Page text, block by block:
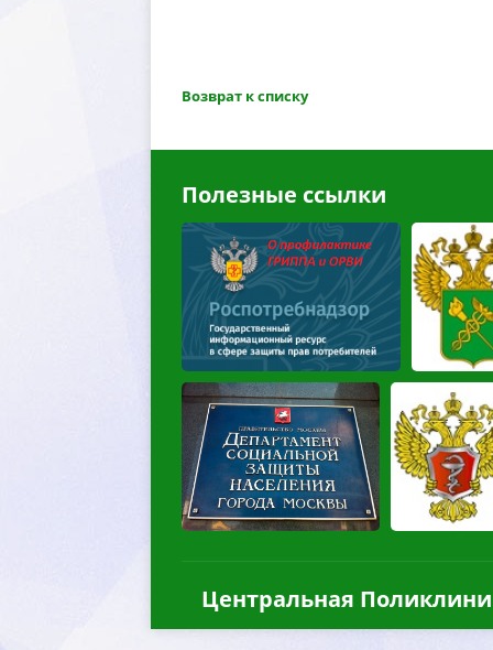
озврат к списку
Полезные ссылки
Центральная